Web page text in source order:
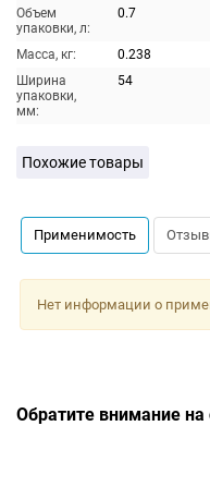
Объем
упаковки, л:
0.7
Масса, кг:
0.238
Ширина
упаковки,
мм:
54
Похожие товары
Применимость
Нет информации о
Обратите внимание